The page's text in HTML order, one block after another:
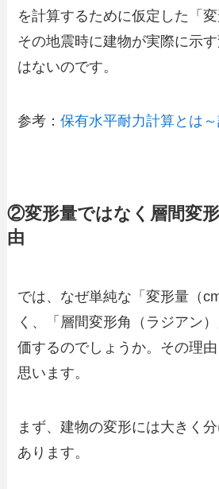
を計算するために仮定した「変
その地震時に建物が実際に示
はないのです。
参考：保有水平耐力計算とは
②変形量ではなく層間変
由
では、なぜ単純な「変形量（
く、「層間変形角（ラジアン
価するのでしょうか。その理
思います。
まず、建物の変形には大きく
あります。